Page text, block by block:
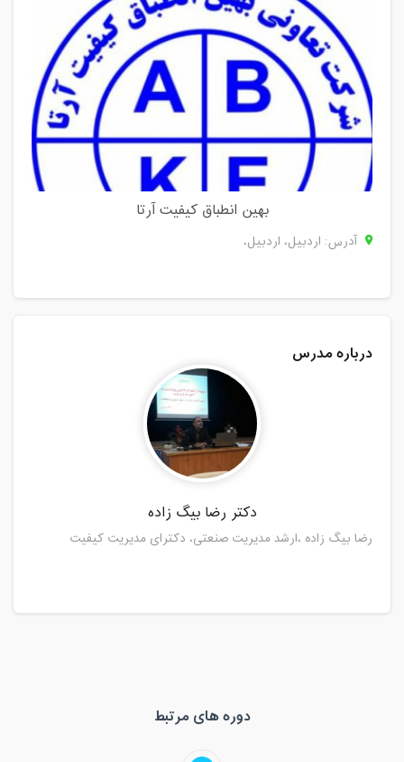
بهین انطباق کیفیت آرتا
آدرس: اردبيل، اردبيل،
درباره مدرس
دکتر رضا بیگ زاده
رضا بیگ زاده ،ارشد مدیریت صنعتی، دکترای مدیریت کیفیت
دوره های مرتبط